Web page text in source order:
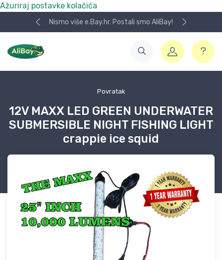
Ažuriraj postavke kolačića
Nismo više e.Bay.hr. Postali smo AliBay!
Povratak
12V MAXX LED GREEN UNDERWATER
SUBMERSIBLE NIGHT FISHING LIGHT
crappie ice squid